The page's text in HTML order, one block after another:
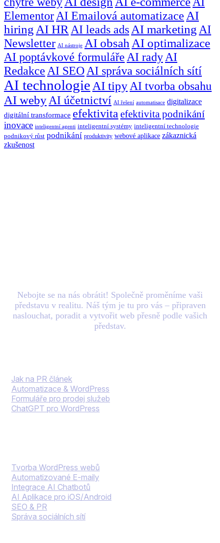
Elementor AI Emailová automatizace AI
hiring AI HR AI leads ads AI marketing AI
Newsletter AI nástroje AI obsah AI optimalizace
AI poptávkové formuláře AI rady AI
Redakce AI SEO AI správa sociálních sítí
AI technologie AI tipy AI tvorba obsahu
AI weby AI účetnictví AI řešení automatisace digitalizace
digitální transformace efektivitaefektivita podnikání
inovace inteligentní agenti inteligentní systémy inteligentní technologie
podnikový růst podnikání produktivity webové aplikace zákaznická
zkušenost
Nebojte se na nás obrátit! Společně proměníme vaši
představu v realitu. Náš tým je tu pro vás – připraven
naslouchat, poradit a vytvořit web přesně podle vašich
představ.
Jak na PR článek
Automatizace & WordPress
Formuláře pro prodej služeb
ChatGPT pro WordPress
Tvorba WordPress webů
Automatizované E-maily
Integrace AI Chatbotů
AI Aplikace pro iOS/Android
SEO & PR
Správa sociálních sítí